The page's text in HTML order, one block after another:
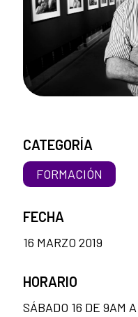
CATEGORÍA
FORMACIÓN
FECHA
16 MARZO 2019
HORARIO
SÁBADO 16 DE 9AM